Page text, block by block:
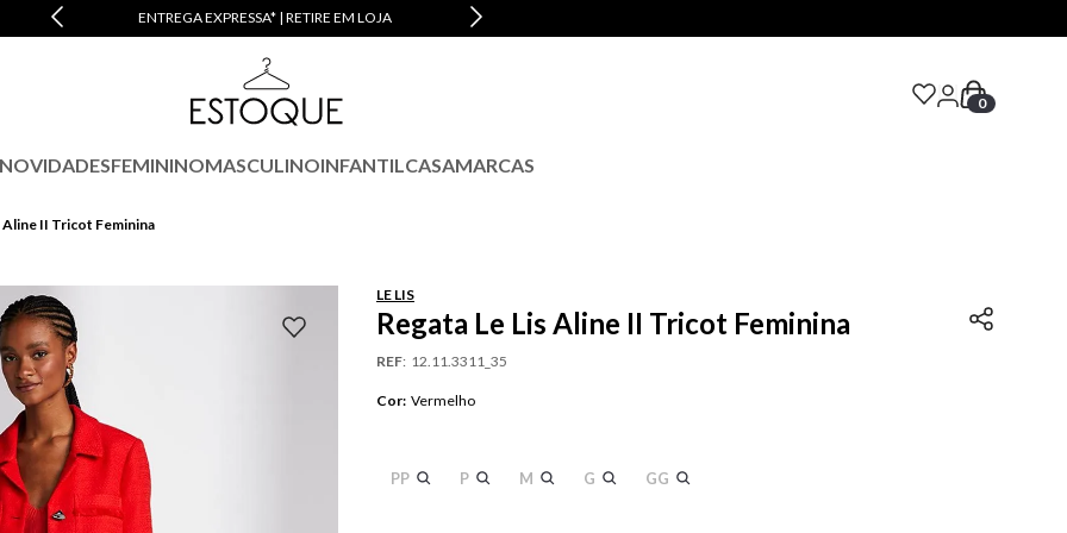
JUROS ENTREGA EXPRESSA* | RETIRE EM LOJA
0
NOVIDADESFEMININOMASCULINOINFANTILCASAMARCAS
Aline II Tricot Feminina
LE LIS
Regata Le Lis Aline II Tricot Feminina
REF: 12.11.3311_35
Cor: Vermelho
PP P M G GG